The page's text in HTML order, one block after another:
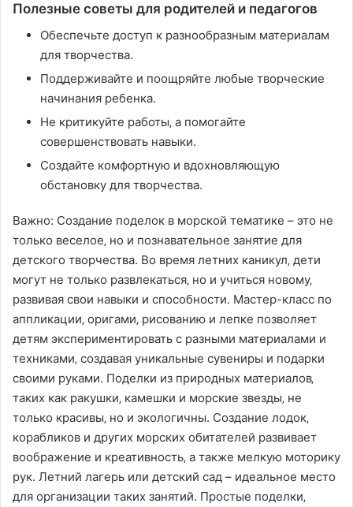
Полезные советы для родителей и педагогов
Обеспечьте доступ к разнообразным материалам
для творчества.
Поддерживайте и поощряйте любые творческие
начинания ребенка.
Не критикуйте работы‚ а помогайте
совершенствовать навыки.
Создайте комфортную и вдохновляющую
обстановку для творчества.
Важно: Создание поделок в морской тематике – это не
только веселое‚ но и познавательное занятие для
детского творчества. Во время летних каникул‚ дети
могут не только развлекаться‚ но и учиться новому‚
развивая свои навыки и способности. Мастер-класс по
аппликации‚ оригами‚ рисованию и лепке позволяет
детям экспериментировать с разными материалами и
техниками‚ создавая уникальные сувениры и подарки
своими руками. Поделки из природных материалов‚
таких как ракушки‚ камешки и морские звезды‚ не
только красивы‚ но и экологичны. Создание лодок‚
корабликов и других морских обитателей развивает
воображение и креативность‚ а также мелкую моторику
рук. Летний лагерь или детский сад – идеальное место
для организации таких занятий. Простые поделки‚